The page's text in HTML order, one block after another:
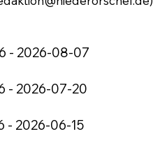
- 2026-08-07
- 2026-07-20
- 2026-06-15